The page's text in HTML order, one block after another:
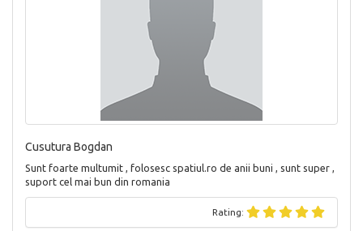
Cusutura Bogdan
Sunt foarte multumit , folosesc spatiul.ro de anii buni , sunt super ,
suport cel mai bun din romania
Rating: